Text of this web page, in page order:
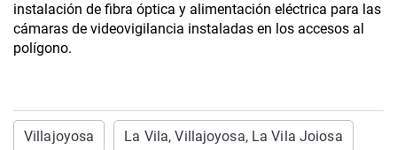
instalación de fibra óptica y alimentación eléctrica para las
cámaras de videovigilancia instaladas en los accesos al
polígono.
Villajoyosa La Vila, Villajoyosa, La Vila Joiosa